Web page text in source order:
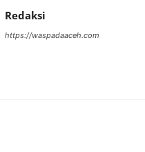
Redaksi
https://waspadaaceh.com